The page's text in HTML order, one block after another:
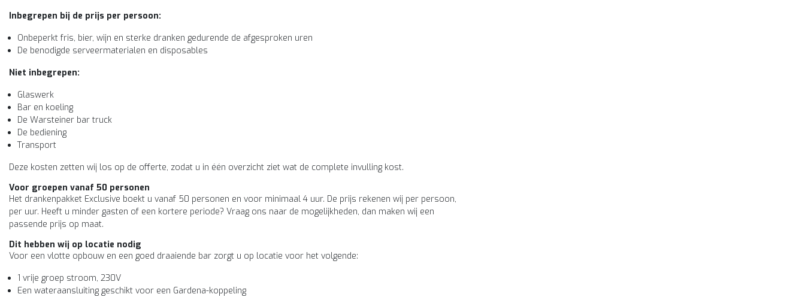
Inbegrepen bij de prijs per persoon:
Onbeperkt fris, bier, wijn en sterke dranken gedurende de afgesproken uren
De benodigde serveermaterialen en disposables
Niet inbegrepen:
Glaswerk
Bar en koeling
De Warsteiner bar truck
De bediening
Transport
Deze kosten zetten wij los op de offerte, zodat u in één overzicht ziet wat de complete invulling kost.
Voor groepen vanaf 50 personen
Het drankenpakket Exclusive boekt u vanaf 50 personen en voor minimaal 4 uur. De prijs rekenen wij per persoon,
per uur. Heeft u minder gasten of een kortere periode? Vraag ons naar de mogelijkheden, dan maken wij een
passende prijs op maat.
Dit hebben wij op locatie nodig
Voor een vlotte opbouw en een goed draaiende bar zorgt u op locatie voor het volgende:
1 vrije groep stroom, 230V
Een wateraansluiting geschikt voor een Gardena-koppeling